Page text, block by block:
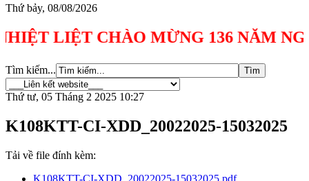
Thứ bảy, 08/08/2026
LIỆT CHÀO MỪNG 136 NĂM NGÀY
Tìm kiếm...
Thứ tư, 05 Tháng 2 2025 10:27
K108KTT-CI-XDD_20022025-15032025
Tải về file đính kèm:
K108KTT-CI-XDD_20022025-15032025.pdf